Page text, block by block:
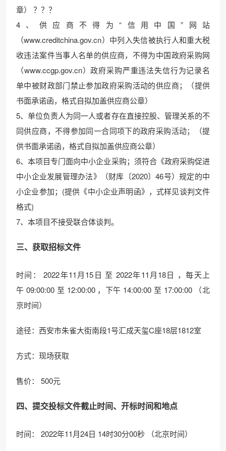
章） ？？？
4、供应商不得为“信用中国”网站
（www.creditchina.gov.cn）中列入失信被执行人和重大税
收违法案件当事人名单的供应商，不得为中国政府采购网
（www.ccgp.gov.cn）政府采购严重违法失信行为记录名
单中被财政部门禁止参加政府采购活动的供应商；（提供
书面承诺函，格式自拟加盖供应商公章）
5、单位负责人为同一人或者存在直接控股、管理关系的不
同供应商，不得参加同一合同项下的政府采购活动；（提
供书面承诺函，格式自拟加盖供应商公章）
6、本项目专门面向中小企业采购；须符合《政府采购促进
中小企业发展管理办法》（财库〔2020〕46号）规定的中
小企业参加；(提供《中小企业声明函》，式样见谈判文件
格式)
7、本项目不接受联合体谈判。
三、获取招标文件
时间： 2022年11月15日 至 2022年11月18日 ，每天上
午 09:00:00 至 12:00:00 ，下午 14:00:00 至 17:00:00 （北
京时间）
途径：西安市朱雀大街南段1号汇成天玺C座18层1812室
方式：现场获取
售价： 500元
四、提交投标文件截止时间、开标时间和地点
时间： 2022年11月24日 14时30分00秒 （北京时间）